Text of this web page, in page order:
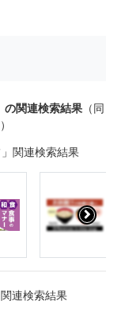
の関連検索結果 （同
関連検索結果
連検索結果